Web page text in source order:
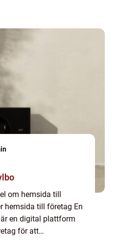
om hemsida till
hemsida till företag En
en digital plattform
för att